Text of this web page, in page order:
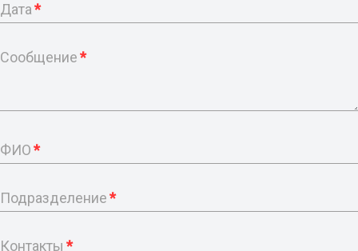
Дата*
Сообщение*
ФИО*
Подразделение*
Контакты *